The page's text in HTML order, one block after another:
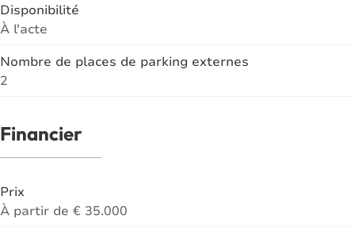
Disponibilité
À l'acte
Nombre de places de parking externes
2
Financier
Prix
À partir de € 35.000